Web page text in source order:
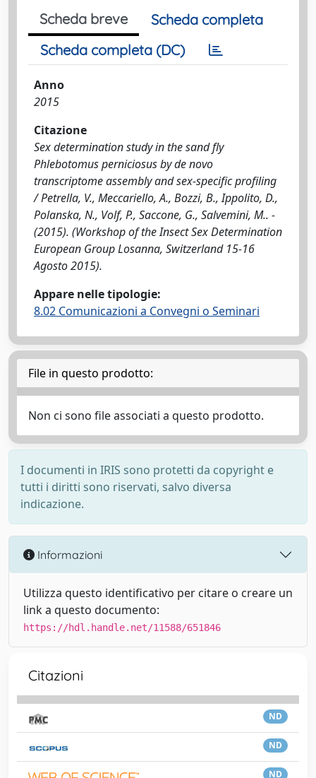
Scheda breve
Scheda completa
Scheda completa (DC)
Anno
2015
Citazione
Sex determination study in the sand fly
Phlebotomus perniciosus by de novo
transcriptome assembly and sex-specific profiling
/ Petrella, V., Meccariello, A., Bozzi, B., Ippolito, D.,
Polanska, N., Volf, P., Saccone, G., Salvemini, M.. -
(2015). (Workshop of the Insect Sex Determination
European Group Losanna, Switzerland 15-16
Agosto 2015).
Appare nelle tipologie:
8.02 Comunicazioni a Convegni o Seminari
File in questo prodotto:
Non ci sono file associati a questo prodotto.
I documenti in IRIS sono protetti da copyright e
tutti i diritti sono riservati, salvo diversa
indicazione.
Informazioni
Utilizza questo identificativo per citare o creare un
link a questo documento:
https://hdl.handle.net/11588/651846
Citazioni
ND
ND
ND